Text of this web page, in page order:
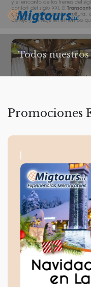
Todos
Promociones